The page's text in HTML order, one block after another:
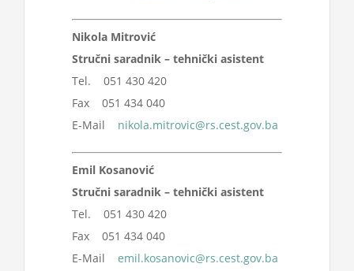
Nikola Mitrović
Stručni saradnik – tehnički asistent
Tel. 051 430 420
Fax 051 434 040
E-Mail nikola.mitrovic@rs.cest.gov.ba
Emil Kosanović
Stručni saradnik – tehnički asistent
Tel. 051 430 420
Fax 051 434 040
E-Mail emil.kosanovic@rs.cest.gov.ba